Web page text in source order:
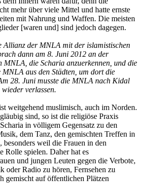
mehr über viele Mittel und hatte ernste
mit Nahrung und Waffen. Die meisten
[waren und] sind jedoch dagegen.
Allianz der MNLA mit der islamistischen
dann am 8. Juni 2012 an der
MNLA, die Scharia anzuerkennen, und die
aus den Städten, um dort die
28. Juni musste die MNLA nach Kidal
verlassen.
weitgehend muslimisch, auch im Norden.
sind, so ist die religiöse Praxis
in völligem Gegensatz zu den
dem Tanz, den gemischten Treffen in
weil die Frauen in den
Rolle spielen. Daher hat es
und jungen Leuten gegen die Verbote,
oder Radio zu hören, Fernsehen zu
gemischt auf öffentlichen Plätzen